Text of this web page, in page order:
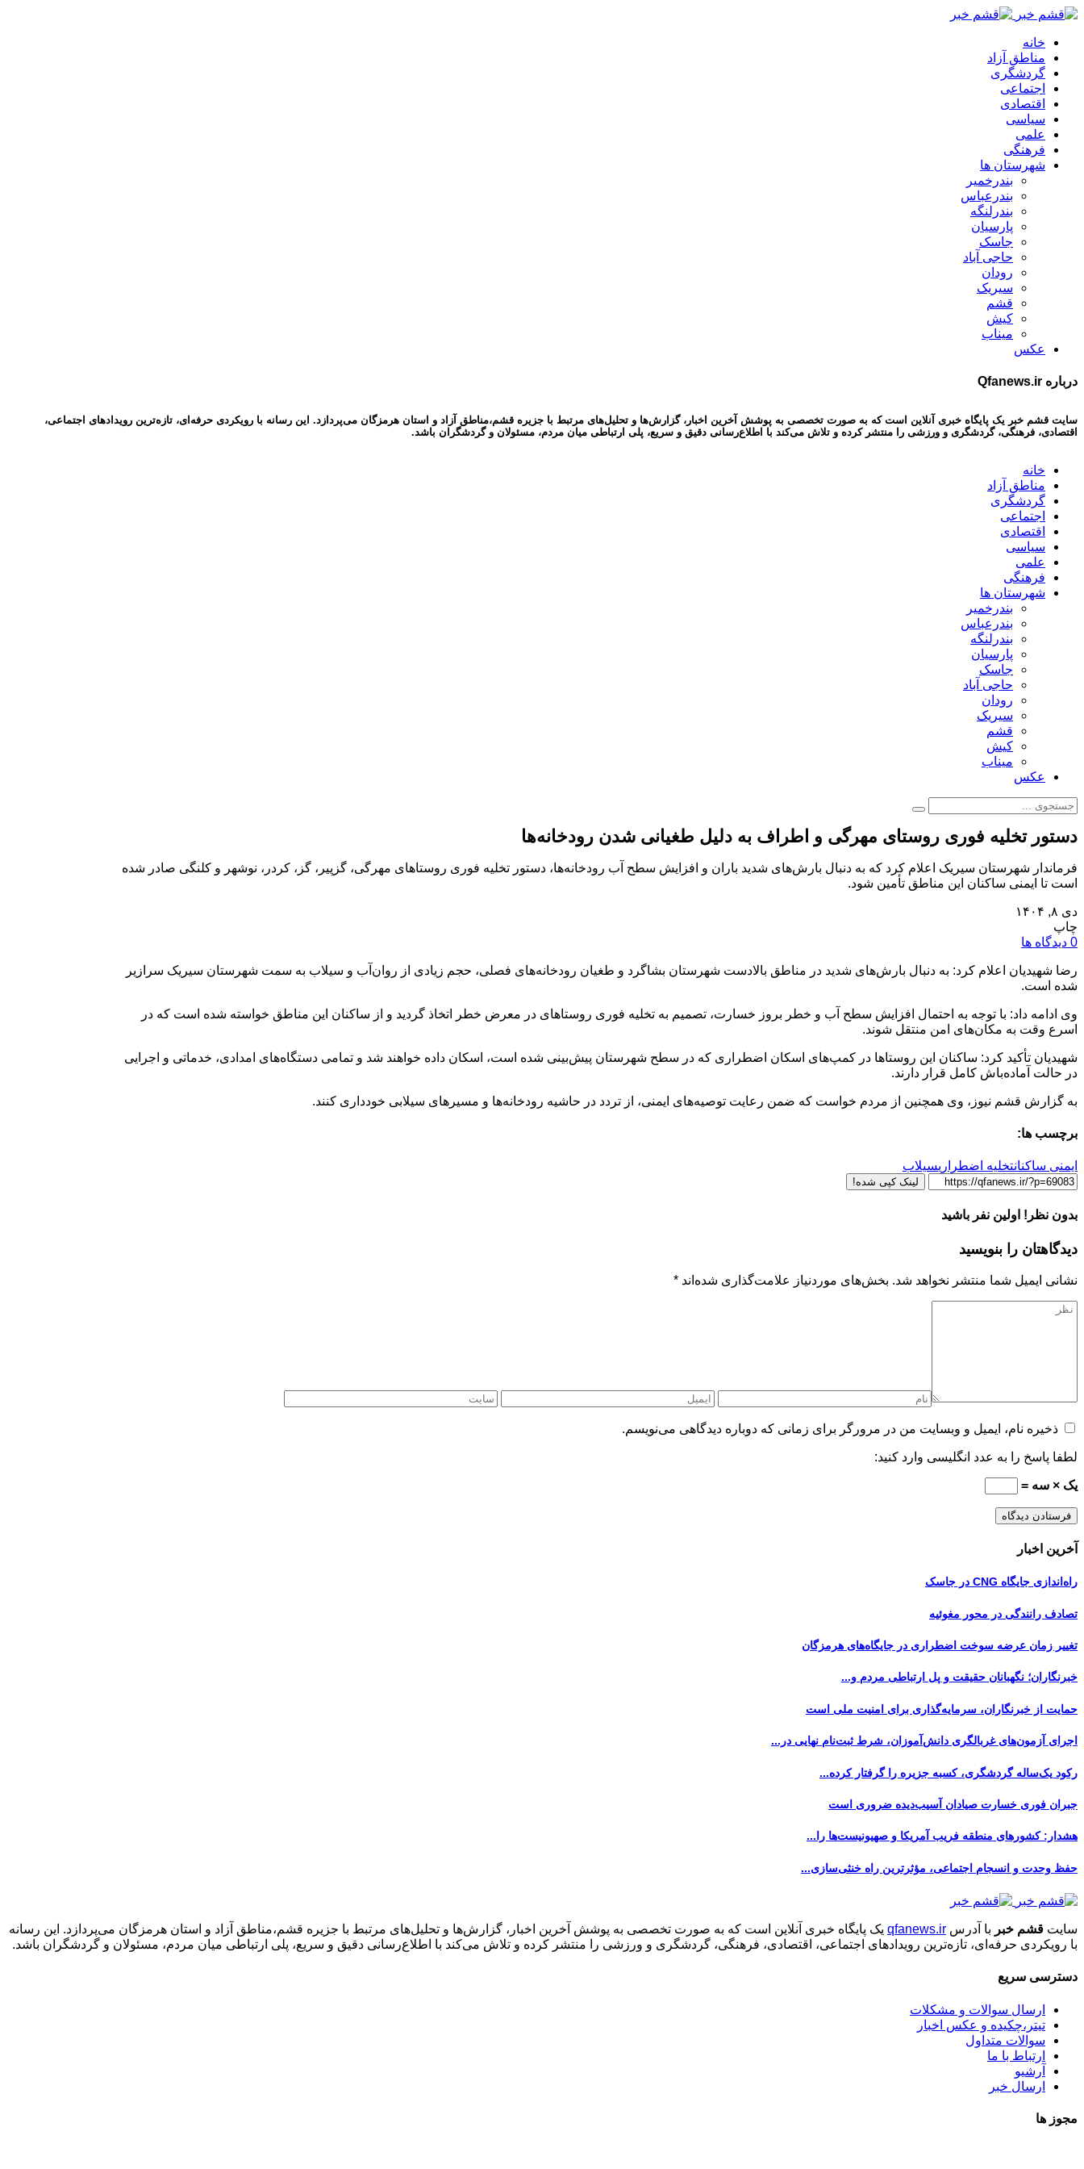
خانه
مناطق آزاد
گردشگری
اجتماعی
اقتصادی
سیاسی
علمی
فرهنگی
شهرستان ها
بندرخمیر
بندرعباس
بندرلنگه
پارسیان
جاسک
حاجی آباد
رودان
سیریک
قشم
کیش
میناب
عکس
درباره Qfanews.ir
سایت قشم خبر یک پایگاه خبری آنلاین است که به صورت تخصصی به پوشش آخرین اخبار، گزارش‌ها و تحلیل‌های مرتبط با جزیره قشم،مناطق آزاد و استان هرمزگان می‌پردازد. این رسانه با رویکردی حرفه‌ای، تازه‌ترین رویدادهای اجتماعی،
اقتصادی، فرهنگی، گردشگری و ورزشی را منتشر کرده و تلاش می‌کند با اطلاع‌رسانی دقیق و سریع، پلی ارتباطی میان مردم، مسئولان و گردشگران باشد.
خانه
مناطق آزاد
گردشگری
اجتماعی
اقتصادی
سیاسی
علمی
فرهنگی
شهرستان ها
بندرخمیر
بندرعباس
بندرلنگه
پارسیان
جاسک
حاجی آباد
رودان
سیریک
قشم
کیش
میناب
عکس
دستور تخلیه فوری روستای مهرگی و اطراف به دلیل طغیانی شدن رودخانه‌ها
فرماندار شهرستان سیریک اعلام کرد که به دنبال بارش‌های شدید باران و افزایش سطح آب رودخانه‌ها، دستور تخلیه فوری روستاهای مهرگی، گزپیر، گز، کردر، نوشهر و کلنگی صادر شده
است تا ایمنی ساکنان این مناطق تأمین شود.
دی ۸, ۱۴۰۴
چاپ
0 دیدگاه ها
رضا شهیدیان اعلام کرد: به دنبال بارش‌های شدید در مناطق بالادست شهرستان بشاگرد و طغیان رودخانه‌های فصلی، حجم زیادی از روان‌آب و سیلاب به سمت شهرستان سیریک سرازیر
شده است.
وی ادامه داد: با توجه به احتمال افزایش سطح آب و خطر بروز خسارت، تصمیم به تخلیه فوری روستاهای در معرض خطر اتخاذ گردید و از ساکنان این مناطق خواسته شده است که در
اسرع وقت به مکان‌های امن منتقل شوند.
شهیدیان تأکید کرد: ساکنان این روستاها در کمپ‌های اسکان اضطراری که در سطح شهرستان پیش‌بینی شده است، اسکان داده خواهند شد و تمامی دستگاه‌های امدادی، خدماتی و اجرایی
در حالت آماده‌باش کامل قرار دارند.
به گزارش قشم نیوز، وی همچنین از مردم خواست که ضمن رعایت توصیه‌های ایمنی، از تردد در حاشیه رودخانه‌ها و مسیرهای سیلابی خودداری کنند.
برچسب ها:
ایمنی ساکنانتخلیه اضطراریسیلاب
لینک کپی شده!
بدون نظر! اولین نفر باشید
دیدگاهتان را بنویسید
نشانی ایمیل شما منتشر نخواهد شد. بخش‌های موردنیاز علامت‌گذاری شده‌اند *
ذخیره نام، ایمیل و وبسایت من در مرورگر برای زمانی که دوباره دیدگاهی می‌نویسم.
لطفا پاسخ را به عدد انگلیسی وارد کنید:
یک × سه =
آخرین اخبار
راه‌اندازی جایگاه CNG در جاسک
تصادف رانندگی در محور مغوئیه
تغییر زمان عرضه سوخت اضطراری در جایگاه‌های هرمزگان
خبرنگاران؛ نگهبانان حقیقت و پل ارتباطی مردم و...
حمایت از خبرنگاران، سرمایه‌گذاری برای امنیت ملی است
اجرای آزمون‌های غربالگری دانش‌آموزان، شرط ثبت‌نام نهایی در...
رکود یک‌ساله گردشگری، کسبه جزیره را گرفتار کرده...
جبران فوری خسارت صیادان آسیب‌دیده ضروری است
هشدار: کشورهای منطقه فریب آمریکا و صهیونیست‌ها را...
حفظ وحدت و انسجام اجتماعی، مؤثرترین راه خنثی‌سازی...
سایت قشم خبر با آدرس qfanews.ir یک پایگاه خبری آنلاین است که به صورت تخصصی به پوشش آخرین اخبار، گزارش‌ها و تحلیل‌های مرتبط با جزیره قشم،مناطق آزاد و استان هرمزگان می‌پردازد. این رسانه
با رویکردی حرفه‌ای، تازه‌ترین رویدادهای اجتماعی، اقتصادی، فرهنگی، گردشگری و ورزشی را منتشر کرده و تلاش می‌کند با اطلاع‌رسانی دقیق و سریع، پلی ارتباطی میان مردم، مسئولان و گردشگران باشد.
دسترسی سریع
ارسال سوالات و مشکلات
تیتر،چکیده و عکس اخبار
سوالات متداول
ارتباط با ما
آرشیو
ارسال خبر
مجوز ها